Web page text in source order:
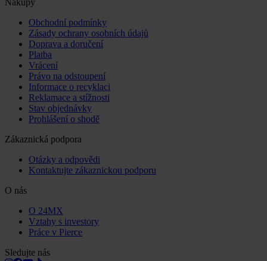
Nákupy
Obchodní podmínky
Zásady ochrany osobních údajů
Doprava a doručení
Platba
Vrácení
Právo na odstoupení
Informace o recyklaci
Reklamace a stížnosti
Stav objednávky
Prohlášení o shodě
Zákaznická podpora
Otázky a odpovědi
Kontaktujte zákaznickou podporu
O nás
O 24MX
Vztahy s investory
Práce v Pierce
Sledujte nás